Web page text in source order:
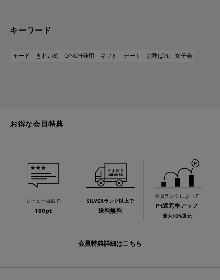
キーワード
モード きれいめ ONOFF兼用 ギフト デート お呼ばれ 女子会
お得な会員特典
レビュー掲載で
100pt
SILVERランク以上で
送料無料
会員ランクによって
Pt還元率アップ
最大10%還元
会員特典詳細はこちら